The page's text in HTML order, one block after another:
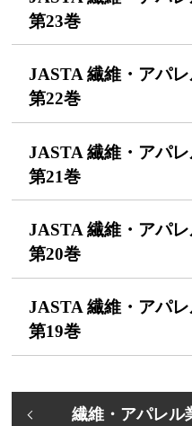
第23巻
JASTA 繊維・アパ
第22巻
JASTA 繊維・アパ
第21巻
JASTA 繊維・アパ
第20巻
JASTA 繊維・アパ
第19巻
繊維・アパレル